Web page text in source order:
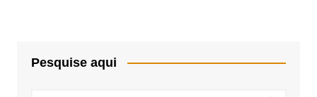
Pesquise aqui